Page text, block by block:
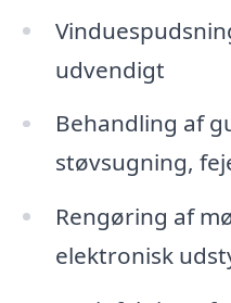
udvendigt
Behandling af
støvsugning,
Rengøring af
elektronisk